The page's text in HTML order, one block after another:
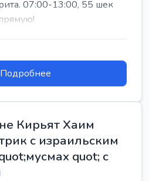
07:00-13:00, 55 шек
Подробнее
Кирьят Хаим
с израильским
quot; с